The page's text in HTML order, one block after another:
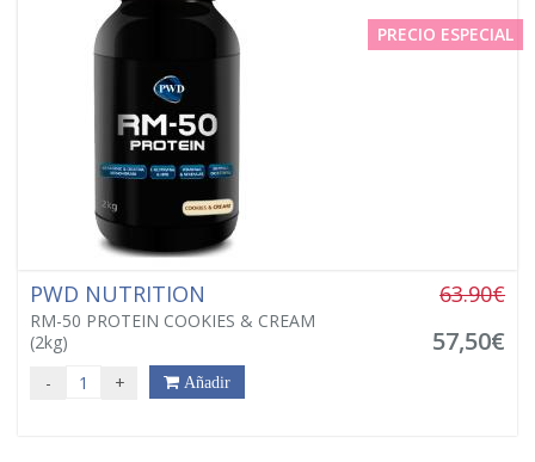
PRECIO ESPECIAL
PWD NUTRITION
RM-50 PROTEIN COOKIES & CREAM
(2kg)
63.90€
57,50€
- + Añadir